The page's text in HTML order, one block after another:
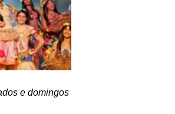
e domingos